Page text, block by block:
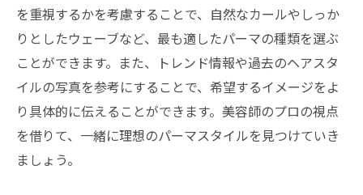
を重視するかを考慮することで、自然なカールやしっか
りとしたウェーブなど、最も適したパーマの種類を選ぶ
ことができます。また、トレンド情報や過去のヘアスタ
イルの写真を参考にすることで、希望するイメージをよ
り具体的に伝えることができます。美容師のプロの視点
を借りて、一緒に理想のパーマスタイルを見つけていき
ましょう。